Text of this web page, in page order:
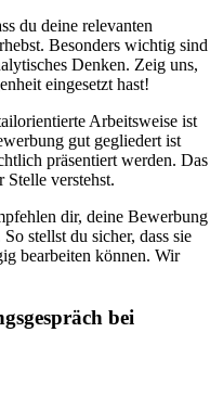
du deine relevanten
Besonders wichtig sind
Denken. Zeig uns,
eingesetzt hast!
Arbeitsweise ist
gut gegliedert ist
präsentiert werden. Das
Stelle verstehst.
dir, deine Bewerbung
stellst du sicher, dass sie
bearbeiten können. Wir
bei